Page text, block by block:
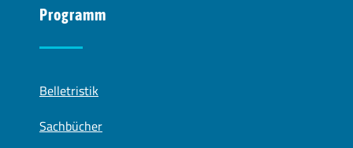
Programm
Belletristik
Sachbücher